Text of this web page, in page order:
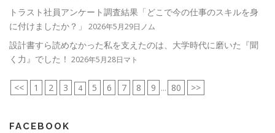
トラスト社員アンケート調査結果「どこで今の仕事のスキルを身
に付けましたか？」
2026年5月29日ノム
設計書すら読めなかった私を支えたのは、大学時代に磨いた『聞
く力』でした！ 2026年5月28日マト
<< 1 2 3 4 5 6 7 8 9 ... 80 >>
FACEBOOK